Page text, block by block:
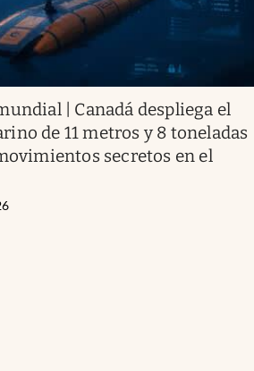
| Canadá despliega el
de 11 metros y 8 toneladas
secretos en el